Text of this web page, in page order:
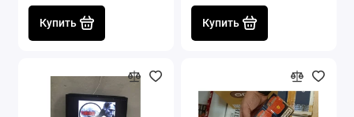
Купить Купить